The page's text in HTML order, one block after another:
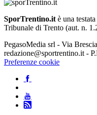
SporTrentino.it è una
Tribunale di Trento (aut. n.
PegasoMedia srl - Via
redazione@sportrentino.it -
Preferenze cookie